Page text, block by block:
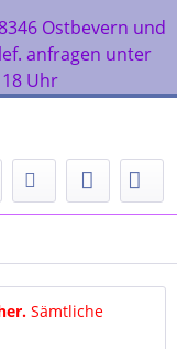
Ostbevern und
anfragen unter
Uhr
. Sämtliche